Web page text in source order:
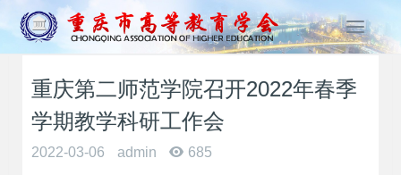
T
o
g
重庆第二师范学院召开2022年春季
学期教学科研工作会
2022-03-06 admin 685